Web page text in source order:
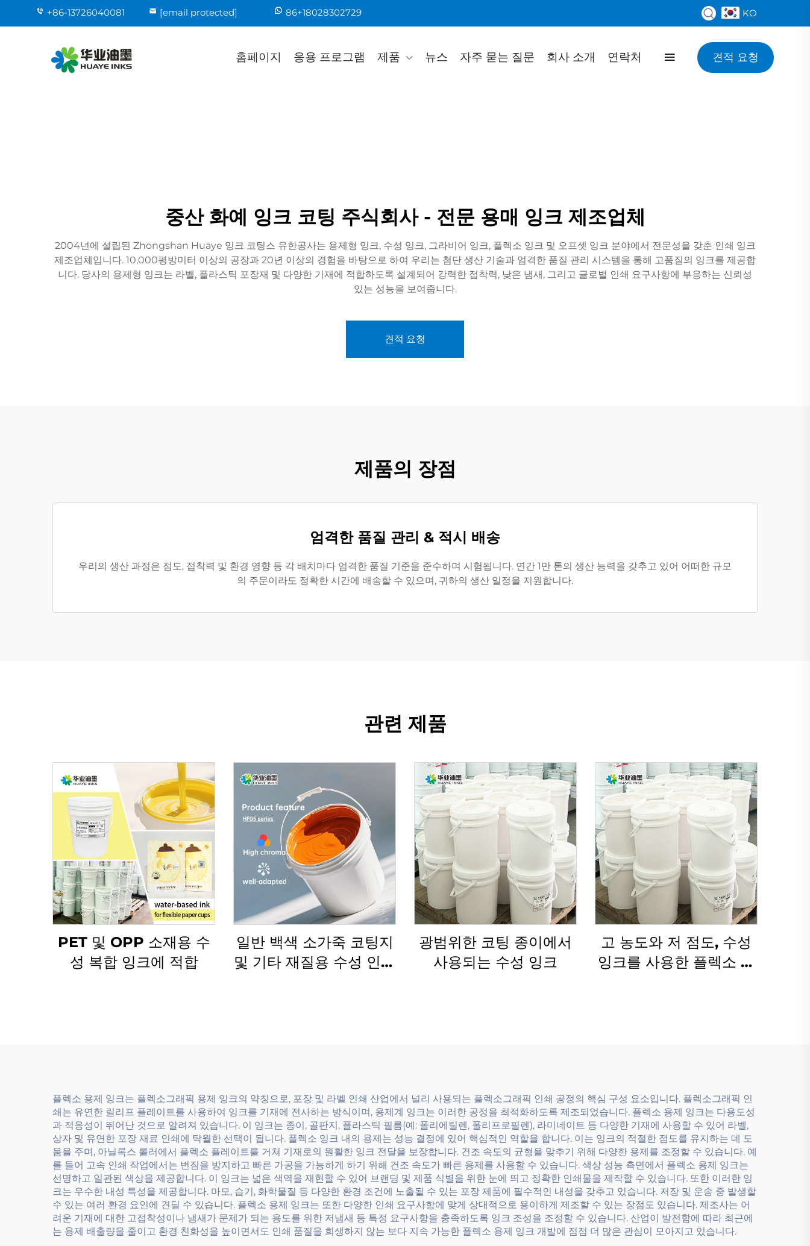
+86-13726040081 [email protected] 86+18028302729 KO
홈페이지 응용 프로그램 제품 뉴스 자주 묻는 질문 회사 소개 연락처 견적 요청
중산 화예 잉크 코팅 주식회사 - 전문 용매 잉크 제조업체
2004년에 설립된 Zhongshan Huaye 잉크 코팅스 유한공사는 용제형 잉크, 수성 잉크, 그라비어 잉크, 플렉소 잉크 및 오프셋 잉크 분야에서 전문성을 갖춘 인쇄 잉크
제조업체입니다. 10,000평방미터 이상의 공장과 20년 이상의 경험을 바탕으로 하여 우리는 첨단 생산 기술과 엄격한 품질 관리 시스템을 통해 고품질의 잉크를 제공합
니다. 당사의 용제형 잉크는 라벨, 플라스틱 포장재 및 다양한 기재에 적합하도록 설계되어 강력한 접착력, 낮은 냄새, 그리고 글로벌 인쇄 요구사항에 부응하는 신뢰성
있는 성능을 보여줍니다.
견적 요청
제품의 장점
엄격한 품질 관리 & 적시 배송
우리의 생산 과정은 점도, 접착력 및 환경 영향 등 각 배치마다 엄격한 품질 기준을 준수하며 시험됩니다. 연간 1만 톤의 생산 능력을 갖추고 있어 어떠한 규모
의 주문이라도 정확한 시간에 배송할 수 있으며, 귀하의 생산 일정을 지원합니다.
관련 제품
PET 및 OPP 소재용 수
성 복합 잉크에 적합
일반 백색 소가죽 코팅지
및 기타 재질용 수성 인쇄
광범위한 코팅 종이에서
사용되는 수성 잉크
고 농도와 저 점도, 수성
잉크를 사용한 플렉소 인
플렉소 용제 잉크는 플렉소그래픽 용제 잉크의 약칭으로, 포장 및 라벨 인쇄 산업에서 널리 사용되는 플렉소그래픽 인쇄 공정의 핵심 구성 요소입니다. 플렉소그래픽 인
쇄는 유연한 릴리프 플레이트를 사용하여 잉크를 기재에 전사하는 방식이며, 용제계 잉크는 이러한 공정을 최적화하도록 제조되었습니다. 플렉소 용제 잉크는 다용도성
과 적응성이 뛰어난 것으로 알려져 있습니다. 이 잉크는 종이, 골판지, 플라스틱 필름(예: 폴리에틸렌, 폴리프로필렌), 라미네이트 등 다양한 기재에 사용할 수 있어 라벨,
상자 및 유연한 포장 재료 인쇄에 탁월한 선택이 됩니다. 플렉소 잉크 내의 용제는 성능 결정에 있어 핵심적인 역할을 합니다. 이는 잉크의 적절한 점도를 유지하는 데 도
움을 주며, 아닐록스 롤러에서 플렉소 플레이트를 거쳐 기재로의 원활한 잉크 전달을 보장합니다. 건조 속도의 균형을 맞추기 위해 다양한 용제를 조정할 수 있습니다. 예
를 들어 고속 인쇄 작업에서는 번짐을 방지하고 빠른 가공을 가능하게 하기 위해 건조 속도가 빠른 용제를 사용할 수 있습니다. 색상 성능 측면에서 플렉소 용제 잉크는
선명하고 일관된 색상을 제공합니다. 이 잉크는 넓은 색역을 재현할 수 있어 브랜딩 및 제품 식별을 위한 눈에 띄고 정확한 인쇄물을 제작할 수 있습니다. 또한 이러한 잉
크는 우수한 내성 특성을 제공합니다. 마모, 습기, 화학물질 등 다양한 환경 조건에 노출될 수 있는 포장 제품에 필수적인 내성을 갖추고 있습니다. 저장 및 운송 중 발생할
수 있는 여러 환경 요인에 견딜 수 있습니다. 플렉소 용제 잉크는 또한 다양한 인쇄 요구사항에 맞게 상대적으로 용이하게 제조할 수 있는 장점도 있습니다. 제조사는 어
려운 기재에 대한 고접착성이나 냄새가 문제가 되는 용도를 위한 저냄새 등 특정 요구사항을 충족하도록 잉크 조성을 조정할 수 있습니다. 산업이 발전함에 따라 최근에
는 용제 배출량을 줄이고 환경 친화성을 높이면서도 인쇄 품질을 희생하지 않는 보다 지속 가능한 플렉소 용제 잉크 개발에 점점 더 많은 관심이 모아지고 있습니다.